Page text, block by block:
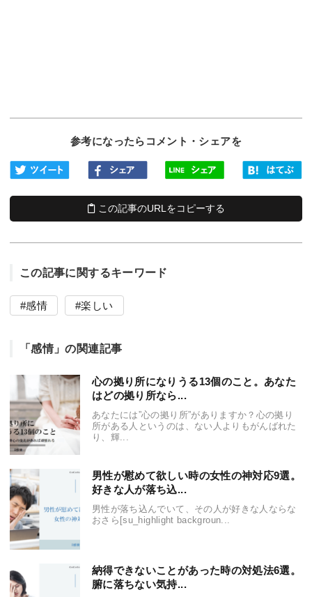
参考になったらコメント・シェアを
この記事のURLをコピーする
この記事に関するキーワード
感情 楽しい
「感情」の関連記事
心の拠り所になりうる13個のこと。あなた
はどの拠り所なら...
あなたには”心の拠り所”がありますか？心の拠り
所がある人というのは、ない人よりもがんばれた
り、輝...
男性が慰めて欲しい時の女性の神対応9選。
好きな人が落ち込...
男性が落ち込んでいて、その人が好きな人ならな
おさら[su_highlight backgroun...
納得できないことがあった時の対処法6選。
腑に落ちない気持...